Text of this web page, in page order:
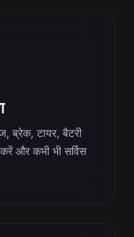
ब्रेक, टायर, बैटरी
और कभी भी सर्विस